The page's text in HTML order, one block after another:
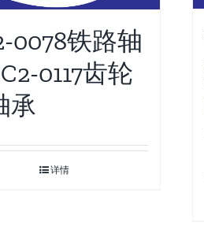
0078铁路轴
0117齿轮
承
详情